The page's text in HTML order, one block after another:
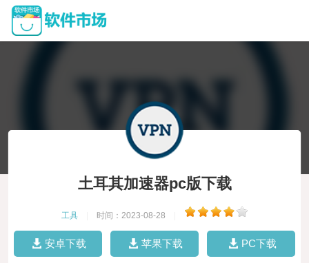
土耳其加速器pc版下载
工具 时间：2023-08-28
安卓下载 苹果下载 PC下载